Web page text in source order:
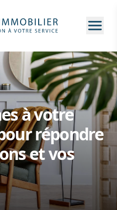
à votre
répondre
et vos